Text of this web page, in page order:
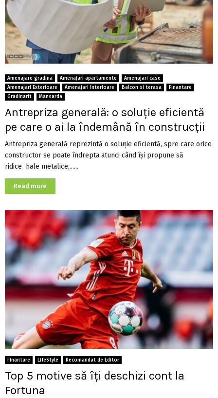
Amenajare gradina Amenajari apartamente
Amenajari case
Amenajari Exterioare
Amenajari Interioare Balcon si terasa
Finantare
Gradinarit
Mansarda
Antrepriza generală: o soluție eficientă
pe care o ai la îndemână în construcții
Antrepriza generală reprezintă o soluție eficientă, spre care orice
constructor se poate îndrepta atunci când își propune să
ridice hale metalice,......
Read more
Finantare LifeStyle Recomandat de Editor
Top 5 motive să îți deschizi cont la
Fortuna